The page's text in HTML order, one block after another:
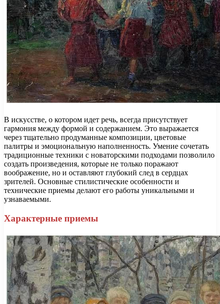
В искусстве, о котором идет речь, всегда присутствует
гармония между формой и содержанием. Это выражается
через тщательно продуманные композиции, цветовые
палитры и эмоциональную наполненность. Умение сочетать
традиционные техники с новаторскими подходами позволило
создать произведения, которые не только поражают
воображение, но и оставляют глубокий след в сердцах
зрителей. Основные стилистические особенности и
технические приемы делают его работы уникальными и
узнаваемыми.
Характерные приемы